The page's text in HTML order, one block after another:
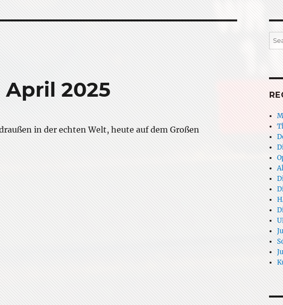
2025
in der echten Welt, heute auf dem Großen
Feldberg im April 2025”
for: